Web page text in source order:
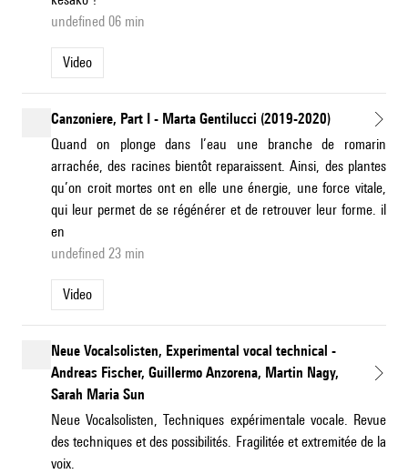
undefined 06 min
Video
Canzoniere, Part I - Marta Gentilucci (2019-2020)
Quand on plonge dans l’eau une branche de romarin
arrachée, des racines bientôt reparaissent. Ainsi, des plantes
qu’on croit mortes ont en elle une énergie, une force vitale,
qui leur permet de se régénérer et de retrouver leur forme. il
en
undefined 23 min
Video
Neue Vocalsolisten, Experimental vocal technical -
Andreas Fischer, Guillermo Anzorena, Martin Nagy,
Sarah Maria Sun
Neue Vocalsolisten, Techniques expérimentale vocale. Revue
des techniques et des possibilités. Fragilitée et extremitée de la
voix.